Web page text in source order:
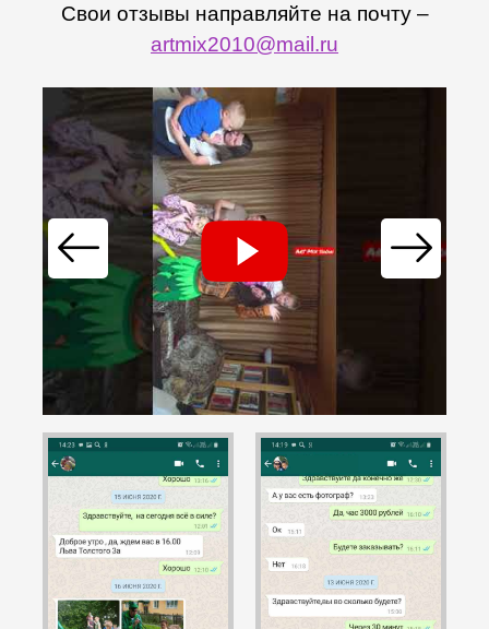
Свои отзывы направляйте на почту –
artmix2010@mail.ru